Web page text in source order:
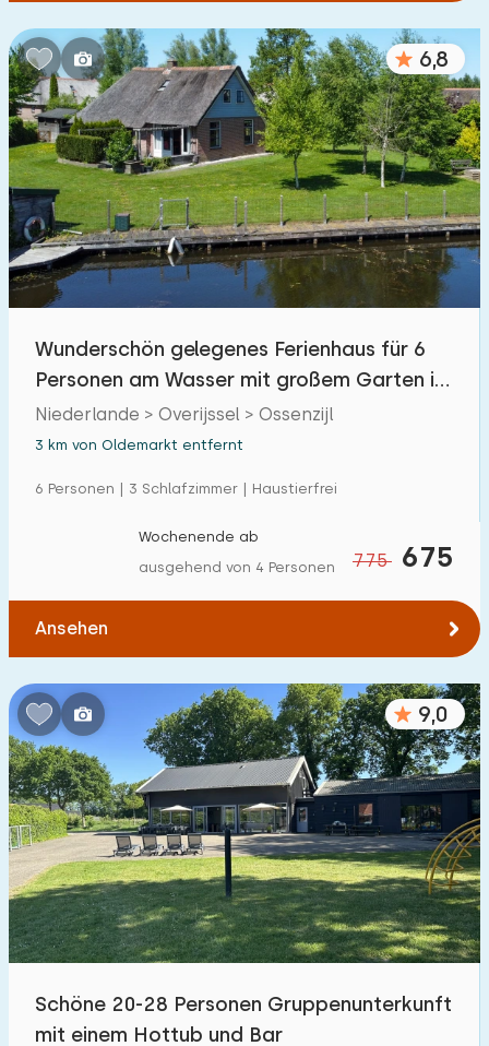
6,8
Wunderschön gelegenes Ferienhaus für 6
Personen am Wasser mit großem Garten in
Ossenzijl
Niederlande > Overijssel > Ossenzijl
3 km von Oldemarkt entfernt
6 Personen | 3 Schlafzimmer | Haustierfrei
775 675
Wochenende ab
ausgehend von 4 Personen
Ansehen
9,0
Schöne 20-28 Personen Gruppenunterkunft
mit einem Hottub und Bar